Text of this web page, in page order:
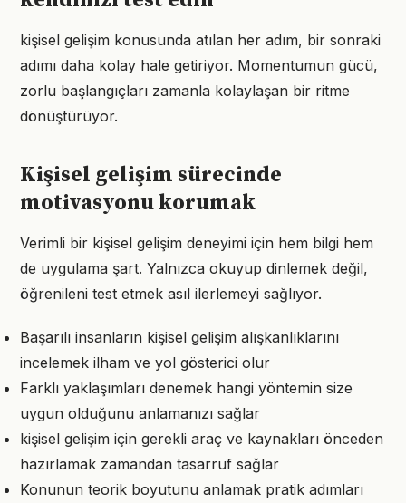
kişisel gelişim konusunda atılan her adım, bir sonraki
adımı daha kolay hale getiriyor. Momentumun gücü,
zorlu başlangıçları zamanla kolaylaşan bir ritme
dönüştürüyor.
Kişisel gelişim sürecinde
motivasyonu korumak
Verimli bir kişisel gelişim deneyimi için hem bilgi hem
de uygulama şart. Yalnızca okuyup dinlemek değil,
öğrenileni test etmek asıl ilerlemeyi sağlıyor.
Başarılı insanların kişisel gelişim alışkanlıklarını
incelemek ilham ve yol gösterici olur
Farklı yaklaşımları denemek hangi yöntemin size
uygun olduğunu anlamanızı sağlar
kişisel gelişim için gerekli araç ve kaynakları önceden
hazırlamak zamandan tasarruf sağlar
Konunun teorik boyutunu anlamak pratik adımları